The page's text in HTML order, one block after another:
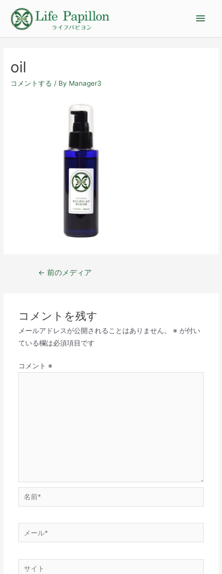
oil
コメントする / By Manager3
← 前のメディア
コメントを残す
メールアドレスが公開されることはありません。 ※ が付い
ている欄は必須項目です
コメント ※